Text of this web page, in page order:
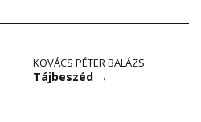
KOVÁCS PÉTER BALÁZS
Tájbeszéd →